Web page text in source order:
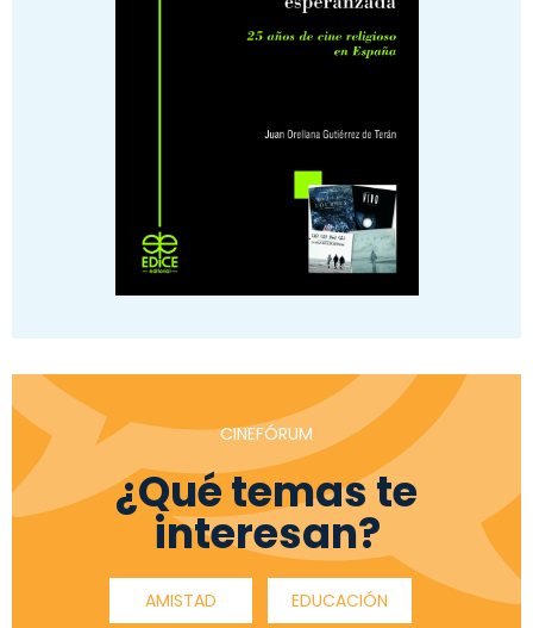
CINEFÓRUM
¿Qué temas te
interesan?
AMISTAD EDUCACIÓN